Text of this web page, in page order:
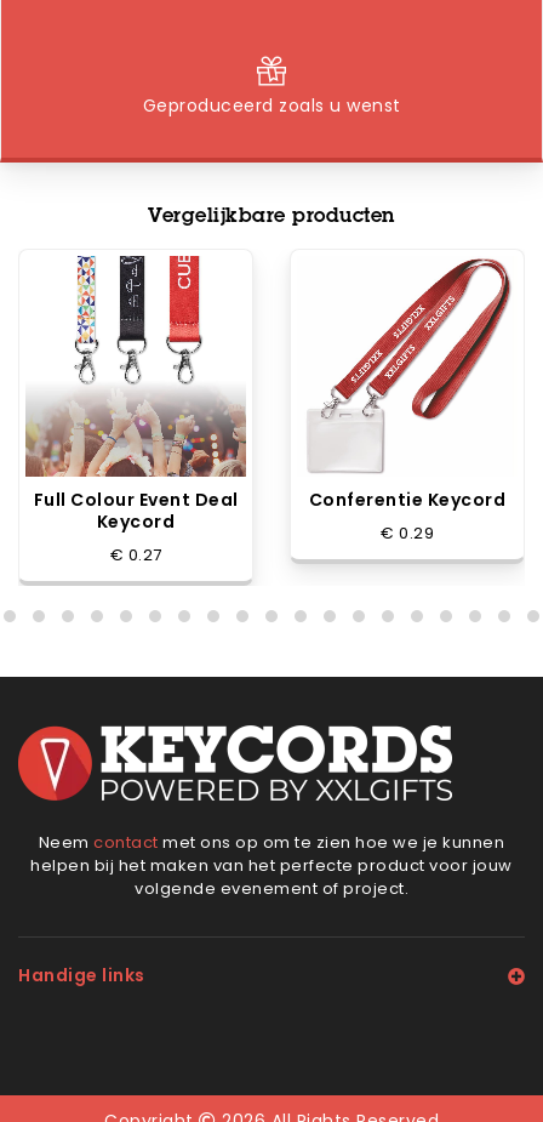
Geproduceerd zoals u wenst
Vergelijkbare producten
Full Colour Event Deal
Keycord
€ 0.27
Conferentie Keycord
€ 0.29
Neemcontact met ons op om te zien hoe we je kunnen
helpen bij het maken van het perfecte product voor jouw
volgende evenement of project.
Handige links